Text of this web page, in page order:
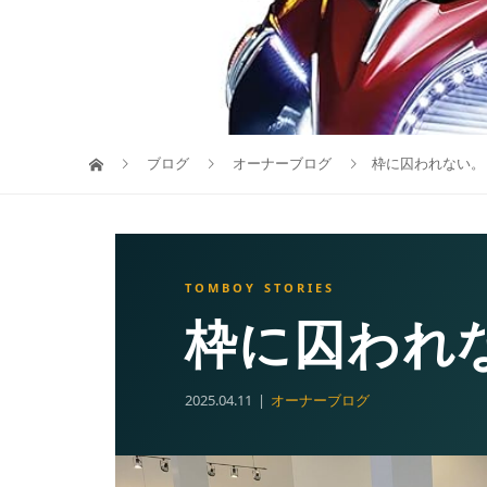
ブログ オーナーブログ 枠に囚われない。
枠に囚われ
2025.04.11 オーナーブログ